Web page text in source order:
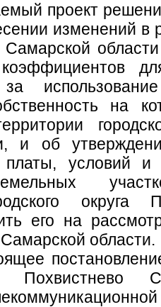
проект
изменений в
Самарской
на
и об
платы, условий
округа
его на
области.
Похвистнево